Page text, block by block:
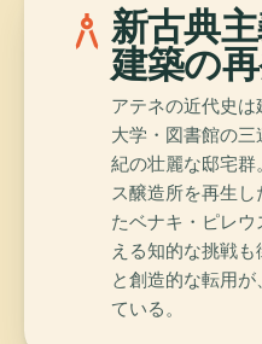
architecture 新古典
建築の
アテネの近代史は
大学・図書館の
紀の壮麗な邸宅
ス醸造所を再生し
たベナキ・ピレ
える知的な挑戦
と創造的な転用
ている。